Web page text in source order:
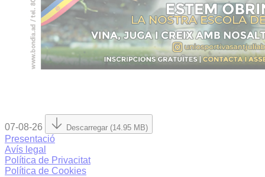
07-08-26 Descarregar (14.95 MB)
Presentació
Avís legal
Política de Privacitat
Política de Cookies